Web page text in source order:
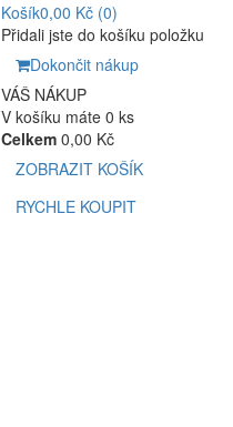
Košík0,00 Kč (0)
Přidali jste do košíku položku
Dokončit nákup
VÁŠ NÁKUP
V košíku máte 0 ks
Celkem 0,00 Kč
ZOBRAZIT KOŠÍK
RYCHLE KOUPIT